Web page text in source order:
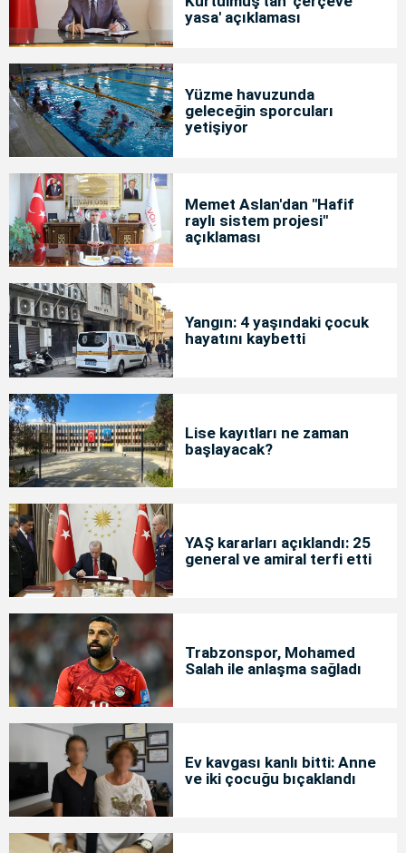
yasa' açıklaması
Yüzme havuzunda
geleceğin sporcuları
yetişiyor
Memet Aslan'dan "Hafif
raylı sistem projesi"
açıklaması
Yangın: 4 yaşındaki çocuk
hayatını kaybetti
Lise kayıtları ne zaman
başlayacak?
YAŞ kararları açıklandı: 25
general ve amiral terfi etti
Trabzonspor, Mohamed
Salah ile anlaşma sağladı
Ev kavgası kanlı bitti: Anne
ve iki çocuğu bıçaklandı